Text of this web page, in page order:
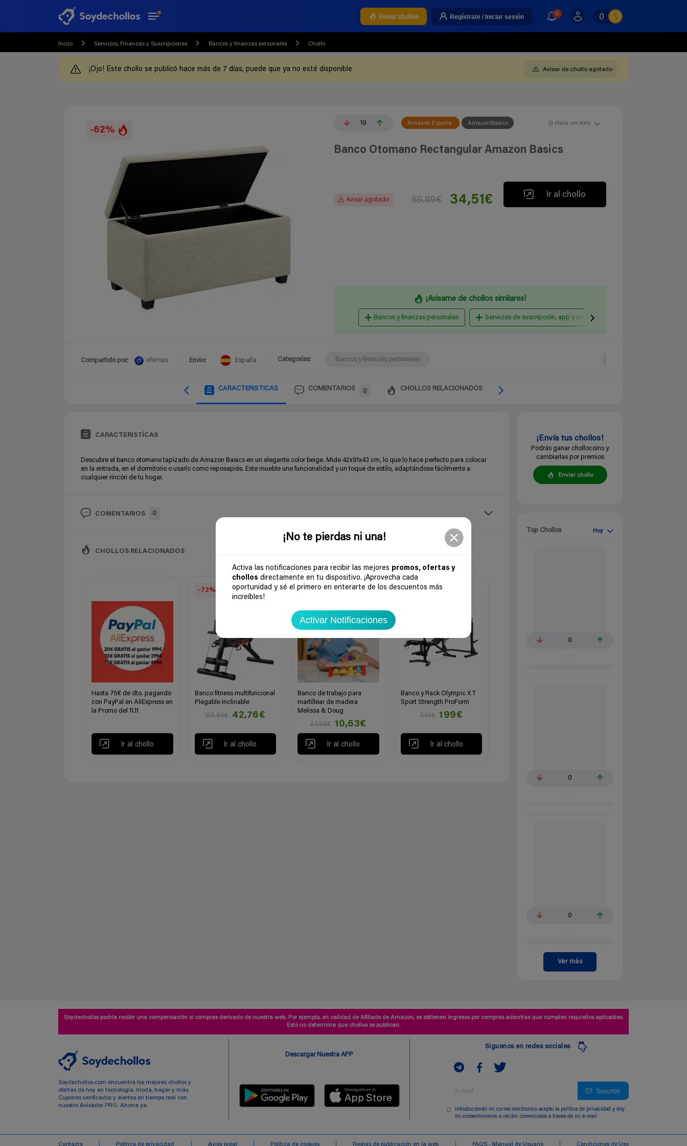
¡No te pierdas ni una!
Activa las notificaciones para recibir las mejores promos, ofertas y
chollos directamente en tu dispositivo. ¡Aprovecha cada
oportunidad y sé el primero en enterarte de los descuentos más
increíbles!
Activar Notificaciones
Enviar chollos Regístrate / Iniciar sesión 0 0
Inicio Servicios, Finanzas y Suscripciones Bancos y finanzas personales Chollo
¡Ojo! Este chollo se publicó hace más de 7 días, puede que ya no esté disponible Avisar de chollo agotado
-62%
19 Amazon España AmazonBasics Hace un mes
Banco Otomano Rectangular Amazon Basics
Avisar agotado 89,99€ 34,51€ Ir al chollo
¡Avisame de chollos similares!
Bancos y finanzas personales Servicios de suscripción, app y software
Compartido por: ofertas Envio: España Categorías: Bancos y finanzas personales
CARACTERISTICAS COMENTARIOS 0 CHOLLOS RELACIONADOS
CARACTERISTÍCAS
Descubre el banco otomano tapizado de Amazon Basics en un elegante color beige. Mide 42x91x43 cm, lo que lo hace perfecto para colocar
en la entrada, en el dormitorio o usarlo como reposapiés. Este mueble une funcionalidad y un toque de estilo, adaptándose fácilmente a
cualquier rincón de tu hogar.
COMENTARIOS 0
CHOLLOS RELACIONADOS
Hasta 75€ de dto. pagando
con PayPal en AliExpress en
la Promo del 11.11
Ir al chollo
-73%
Banco fitness multifuncional
Plegable Inclinable
159,99€
42,76€
Ir al chollo
-57%
Banco de trabajo para
martillear de madera
Melissa & Doug
24,99€
10,63€
Ir al chollo
-64%
Banco y Rack Olympic XT
Sport Strength ProForm
549€
199€
Ir al chollo
¡Envía tus chollos!
Podrás ganar chollocoins y
cambiarlas por premios
Enviar chollo
Top Chollos Hoy
0
0
0
Ver más
Soydechollos podría recibir una compensación si compras derivado de nuestra web. Por ejemplo, en calidad de Afiliado de Amazon, se obtienen ingresos por compras adscritas que cumplen requisitos aplicables.
Esto no determina que chollos se publican.
Soydechollos.com encuentra los mejores chollos y
ofertas de hoy en tecnología, moda, hogar y más.
Cupones verificados y alertas en tiempo real con
nuestro Avisador PRO. Ahorra ya
Descargar Nuestra APP
Siguenos en redes sociales
Suscribir
Introduciendo mi correo electronico acepto la politica de privacidad y doy
mi consentimiento a recibir comerciales a traves de mi e-mail
Contacto Politica de privacidad Aviso legal Politica de cookies Reglas de publicación en la web FAQS - Manual de Usuario Condiciones de Uso